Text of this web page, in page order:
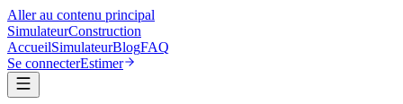
Aller au contenu principal
SimulateurConstruction
AccueilSimulateurBlogFAQ
Se connecterEstimer